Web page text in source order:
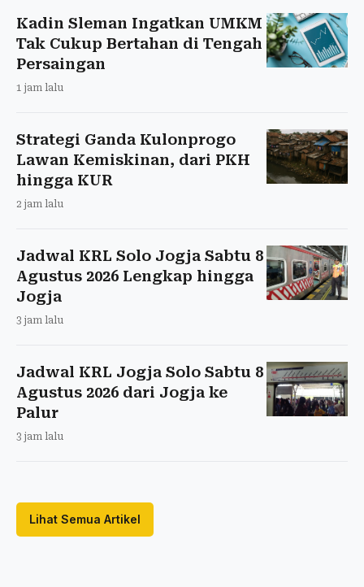
Kadin Sleman Ingatkan UMKM
Tak Cukup Bertahan di Tengah
Persaingan
1 jam lalu
Strategi Ganda Kulonprogo
Lawan Kemiskinan, dari PKH
hingga KUR
2 jam lalu
Jadwal KRL Solo Jogja Sabtu 8
Agustus 2026 Lengkap hingga
Jogja
3 jam lalu
Jadwal KRL Jogja Solo Sabtu 8
Agustus 2026 dari Jogja ke
Palur
3 jam lalu
Lihat Semua Artikel